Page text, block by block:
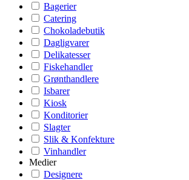
Bagerier
Catering
Chokoladebutik
Dagligvarer
Delikatesser
Fiskehandler
Grønthandlere
Isbarer
Kiosk
Konditorier
Slagter
Slik & Konfekture
Vinhandler
Medier
Designere